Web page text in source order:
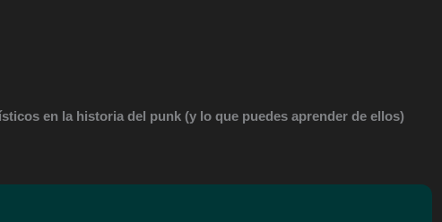
en la historia del punk (y lo que puedes aprender de ellos)